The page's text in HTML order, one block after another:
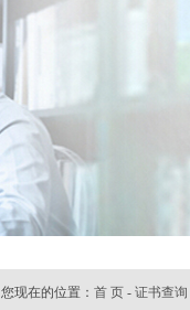
您现在的位置： 首 页 - 证书查询